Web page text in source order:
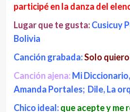
participé en la danza del
Lugar que te gusta:Cusicuy
Bolivia
Canción grabada:Solo
Canción ajena:Mi
Amanda Portales; Dile, La
Chico ideal:que acepte y me